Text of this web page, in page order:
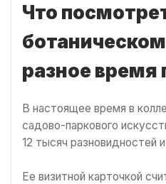
Что
разное время
В настоящее время в
садово-паркового
12 тысяч разновидностей
Ее визитной карточкой